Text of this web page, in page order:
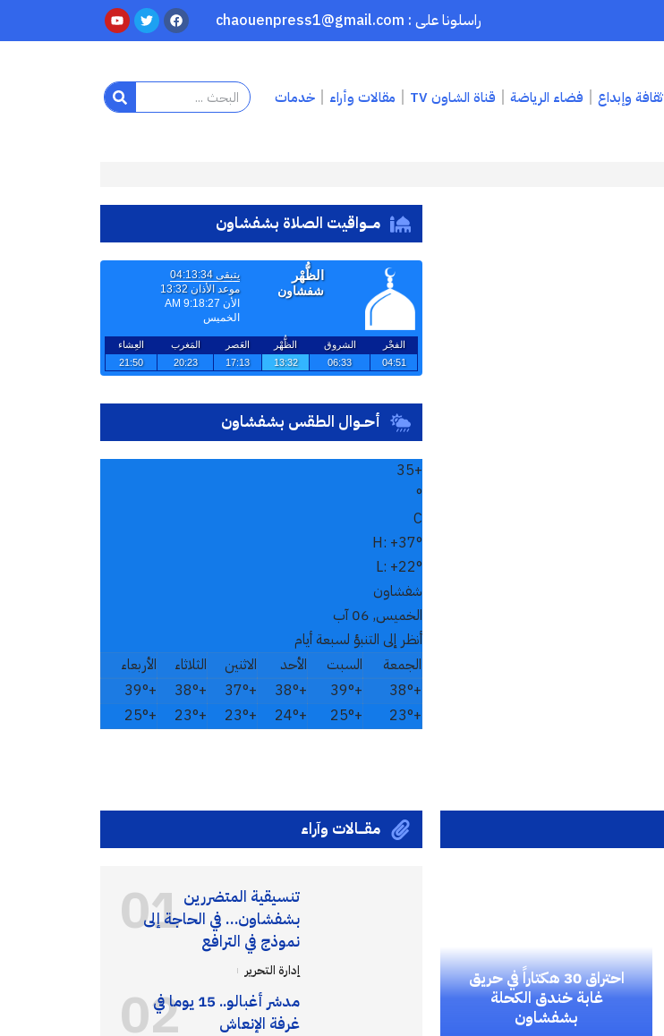
راسلونا على : chaouenpress1@gmail.com
ثقافة وإبداع فضاء الرياضة قناة الشاون TV مقالات وأراء خدمات
مـــواقيت الصلاة بشفشاون
أحــوال الطقس بشفشاون
+
35
°
C
H: +37°
L: +22°
شفشاون
الخميس, 06 آب
أنظر إلى التنبؤ لسبعة أيام
الجمعة
السبت الأحد الاثنين الثلاثاء
الأربعاء
+
38°
+
39°
+
38°
+
37°
+
38°
+
39°
+
23°
+
25°
+
24°
+
23°
+
23°
+
25°
احتراق 30 هكتاراً في حريق
غابة خندق الكحلة
بشفشاون
مقـــالات وآراء
تنسيقية المتضررين
بشفشاون… في الحاجة إلى
نموذج في الترافع
إدارة التحرير
مدشر أغبالو.. 15 يوما في
غرفة الإنعاش